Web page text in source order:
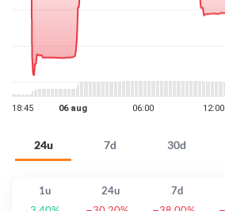
24u 7d 30d
1u 24u 7d